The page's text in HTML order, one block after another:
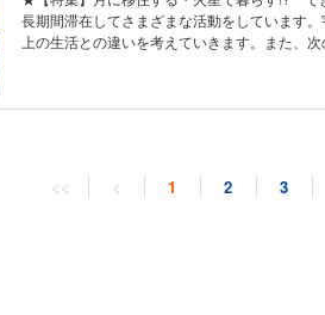
撮るカレンダー2026
火山学者が教える！ 火山と噴火 知ってるよ
新技術でAIが送電線を点検 ドローン自律飛行
の、サバイバルクッキング！ キミのひらめ
のか？ ベジフル新聞 ごはんはスゴイ！ 日
ャレンジ！ コドモノカガク製作所 おなじみ
長期間滞在してさまざまな活動をしています
上の生活との違いを考えていきます。また、
供向けの大会も開催されています。精神力が
レ！ 月に移住する・火星で暮らす!? できる
ーくんがゆく ビーカーくん、木材ならでは
究中！ 世界の不思議な植物 フェネストラ
者の写真コンテスト こんなの撮れた！ ポケ
いない 錯覚道 ガボールパッチと動いて見え
★【特集】身近だけど不思議な生き物 キノコ
だ 7万年・45m 世界一長い年縞を見に行こ
とです。世界一長い年縞が見つかった福井
ついて教えてくれるだけでなく、これからの
<< < 1 2 3